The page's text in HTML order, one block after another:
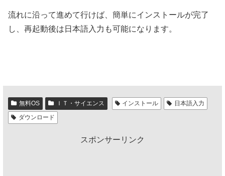
流れに沿って進めて行けば、簡単にインストールが完了
し、再起動後は日本語入力も可能になります。
無料OS ＩＴ・サイエンス インストール
日本語入力
ダウンロード
スポンサーリンク